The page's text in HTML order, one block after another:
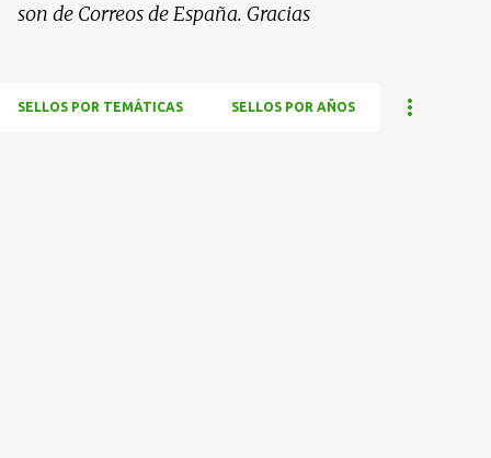
son de Correos de España. Gracias
SELLOS POR TEMÁTICAS SELLOS POR AÑOS